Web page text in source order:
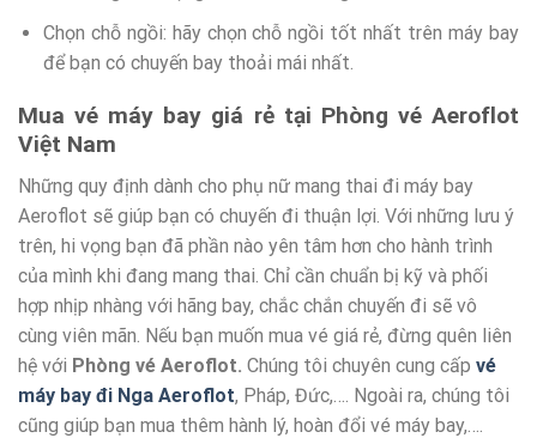
Chọn chỗ ngồi: hãy chọn chỗ ngồi tốt nhất trên máy bay
để bạn có chuyến bay thoải mái nhất.
Mua vé máy bay giá rẻ tại Phòng vé Aeroflot
Việt Nam
Những quy định dành cho phụ nữ mang thai đi máy bay
Aeroflot sẽ giúp bạn có chuyến đi thuận lợi. Với những lưu ý
trên, hi vọng bạn đã phần nào yên tâm hơn cho hành trình
của mình khi đang mang thai. Chỉ cần chuẩn bị kỹ và phối
hợp nhịp nhàng với hãng bay, chắc chắn chuyến đi sẽ vô
cùng viên mãn. Nếu bạn muốn mua vé giá rẻ, đừng quên liên
hệ với Phòng vé Aeroflot. Chúng tôi chuyên cung cấp vé
máy bay đi Nga Aeroflot, Pháp, Đức,…. Ngoài ra, chúng tôi
cũng giúp bạn mua thêm hành lý, hoàn đổi vé máy bay,….